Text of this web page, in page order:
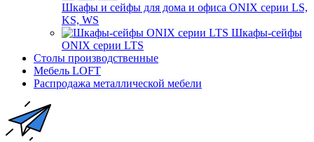
Шкафы и сейфы для дома и офиса ONIX серии LS,
KS, WS
Шкафы-сейфы
ONIX серии LTS
Столы производственные
Мебель LOFT
Распродажа металлической мебели